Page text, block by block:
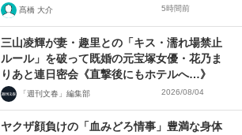
髙橋 大介 5時間前
三山凌輝が妻・趣里との「キス・濡れ場禁止
ルール」を破って既婚の元宝塚女優・花乃ま
りあと連日密会《直撃後にもホテルへ…》
「週刊文春」編集部 2026/08/04
ヤクザ顔負けの「血みどろ情事」豊満な身体